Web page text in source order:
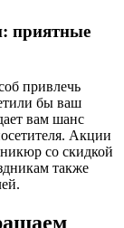
приятные
привлечь
бы ваш
вам шанс
Акции
со скидкой
также